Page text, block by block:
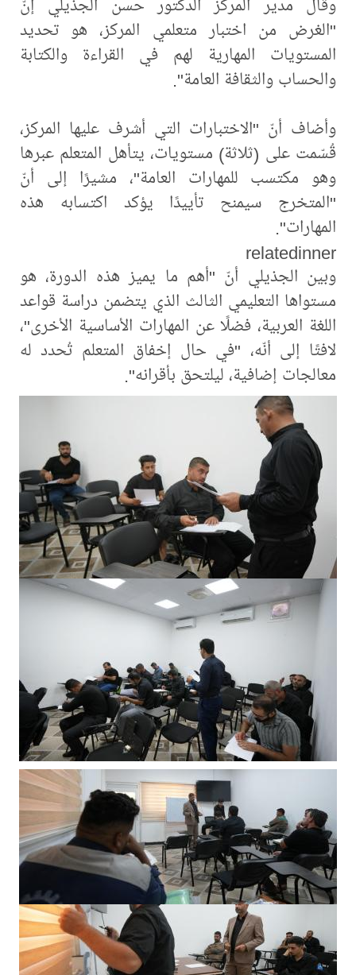
وقال مدير المركز الدكتور حسن الجذيلي إنّ
"الغرض من اختبار متعلمي المركز، هو تحديد
المستويات المهارية لهم في القراءة والكتابة
والحساب والثقافة العامة".
وأضاف أنّ "الاختبارات التي أشرف عليها المركز،
قُسّمت على (ثلاثة) مستويات، يتأهل المتعلم عبرها
وهو مكتسب للمهارات العامة"، مشيرًا إلى أنّ
"المتخرج سيمنح تأييدًا يؤكد اكتسابه هذه
المهارات".
relatedinner
وبين الجذيلي أنّ "أهم ما يميز هذه الدورة، هو
مستواها التعليمي الثالث الذي يتضمن دراسة قواعد
اللغة العربية، فضلًا عن المهارات الأساسية الأخرى"،
لافتًا إلى أنّه، "في حال إخفاق المتعلم تُحدد له
معالجات إضافية، ليلتحق بأقرانه".